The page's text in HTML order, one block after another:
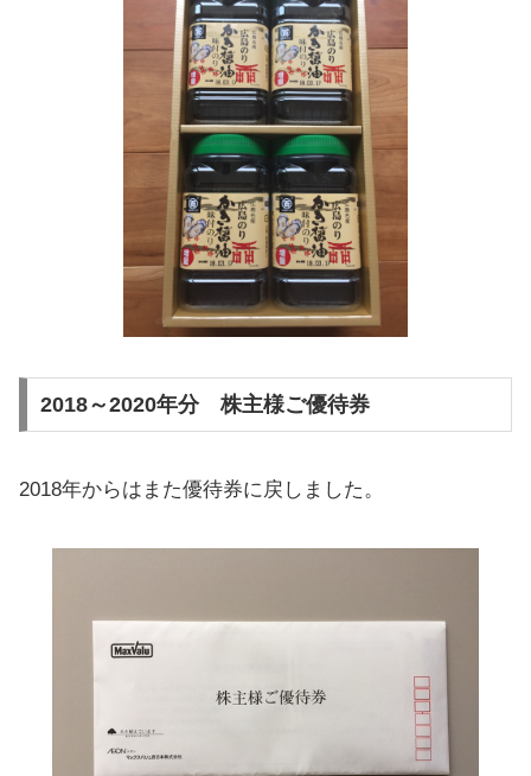
2018～2020年分 株主様ご優待券
2018年からはまた優待券に戻しました。